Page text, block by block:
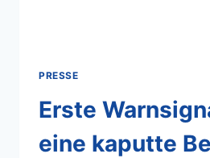
PRESSE
Erste
eine kaputte